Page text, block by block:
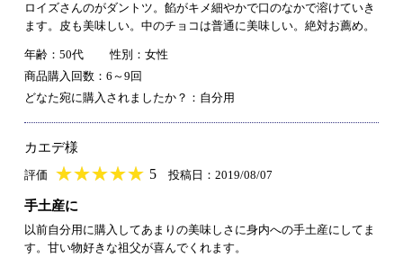
ロイズさんのがダントツ。餡がキメ細やかで口のなかで溶けていき
ます。皮も美味しい。中のチョコは普通に美味しい。絶対お薦め。
年齢：50代
性別：女性
商品購入回数：6～9回
どなた宛に購入されましたか？：自分用
カエデ様
評価 ★★★★★
★★★★★ 5 投稿日：2019/08/07
手土産に
以前自分用に購入してあまりの美味しさに身内への手土産にしてま
す。甘い物好きな祖父が喜んでくれます。